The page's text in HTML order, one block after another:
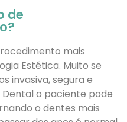
de
mais
Estética. Muito se
invasiva, segura e
o paciente pode
o dentes mais